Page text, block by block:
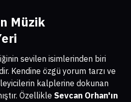
Müzik
sevilen isimlerinden biri
Kendine özgü yorum tarzı ve
kalplerine dokunan
Özellikle Sevcan Orhan'ın